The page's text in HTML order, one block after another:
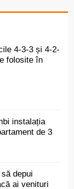
4-3-3 și 4-2-
folosite în
instalația
de 3
depui
ai venituri